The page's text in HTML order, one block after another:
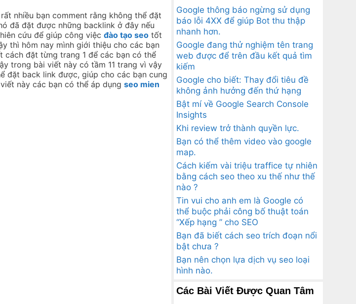
nhiều bạn comment rằng không thể đặt
đã đặt được những backlink ở đây nếu
cứu để giúp công việc đào tạo seo tốt
thì hôm nay mình giới thiệu cho các bạn
cách đặt từng trang 1 để các bạn có thể
trong bài viết này có tầm 11 trang vì vậy
đặt back link được, giúp cho các bạn cung
này các bạn có thể áp dụng seo mien
Google thông báo ngừng sử dụng
báo lỗi 4XX để giúp Bot thu thập
nhanh hơn.
Google đang thử nghiệm tên trang
web được để trên đầu kết quả tìm
kiếm
Google cho biết: Thay đổi tiêu đề
không ảnh hưởng đến thứ hạng
Bật mí về Google Search Console
Insights
Khi review trở thành quyền lực.
Bạn có thể thêm video vào google
map.
Cách kiếm vài triệu traffice tự nhiên
bằng cách seo theo xu thế như thế
nào ?
Tin vui cho anh em là Google có
thể buộc phải công bố thuật toán
“Xếp hạng ” cho SEO
Bạn đã biết cách seo trích đoạn nổi
bật chưa ?
Bạn nên chọn lựa dịch vụ seo loại
hình nào.
Các Bài Viết Được Quan Tâm